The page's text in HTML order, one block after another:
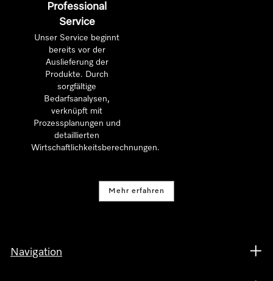
Professional
Service
Unser Service beginnt
bereits vor der
Auslieferung der
Produkte. Durch
sorgfältige
Bedarfsanalysen,
verknüpft mit
Prozessplanungen und
detaillierten
Wirtschaftlichkeitsberechnungen.
Mehr erfahren
Navigation